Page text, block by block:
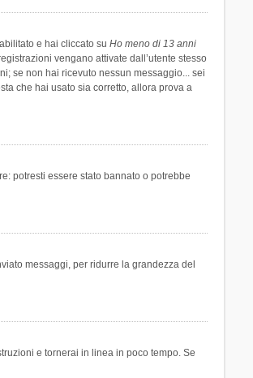
e hai cliccato su Ho meno di 13 anni
vengano attivate dall’utente stesso
se non hai ricevuto nessun messaggio... sei
che hai usato sia corretto, allora prova a
potresti essere stato bannato o potrebbe
messaggi, per ridurre la grandezza del
e tornerai in linea in poco tempo. Se